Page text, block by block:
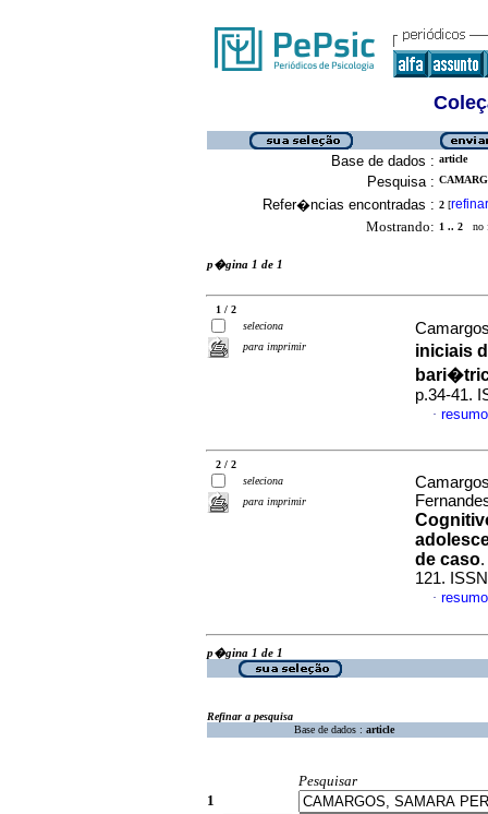
Base de dados : article
Pesquisa :
Refer�ncias encontradas : 2 [refinar
Mostrando: 1 .. 2 no
p�gina 1 de 1
1 / 2
seleciona
para imprimir
iniciais
p.34-41.
·
2 / 2
seleciona
para imprimir
de caso.
121.
·
p�gina 1 de 1
Refinar a pesquisa
Base de dados : article
Pesquisar
1